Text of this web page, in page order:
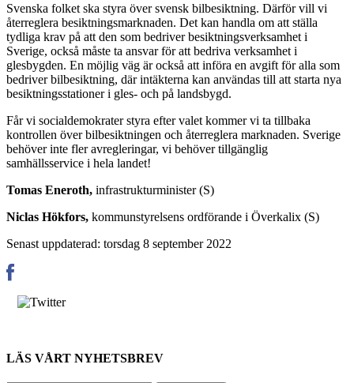
Svenska folket ska styra över svensk bilbesiktning. Därför vill vi
återreglera besiktningsmarknaden. Det kan handla om att ställa
tydliga krav på att den som bedriver besiktningsverksamhet i
Sverige, också måste ta ansvar för att bedriva verksamhet i
glesbygden. En möjlig väg är också att införa en avgift för alla som
bedriver bilbesiktning, där intäkterna kan användas till att starta nya
besiktningsstationer i gles- och på landsbygd.
Får vi socialdemokrater styra efter valet kommer vi ta tillbaka
kontrollen över bilbesiktningen och återreglera marknaden. Sverige
behöver inte fler avregleringar, vi behöver tillgänglig
samhällsservice i hela landet!
Tomas Eneroth, infrastrukturminister (S)
Niclas Hökfors, kommunstyrelsens ordförande i Överkalix (S)
Senast uppdaterad: torsdag 8 september 2022
LÄS VÅRT NYHETSBREV